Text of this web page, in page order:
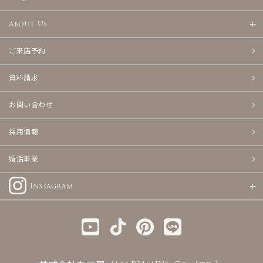
About Us
ご来店予約
資料請求
お問い合わせ
採用情報
婚活事業
Instagram